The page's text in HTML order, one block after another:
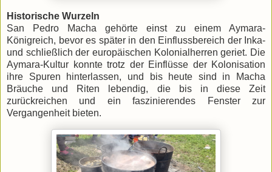
Historische Wurzeln
San Pedro Macha gehörte einst zu einem Aymara-
Königreich, bevor es später in den Einflussbereich der Inka-
und schließlich der europäischen Kolonialherren geriet. Die
Aymara-Kultur konnte trotz der Einflüsse der Kolonisation
ihre Spuren hinterlassen, und bis heute sind in Macha
Bräuche und Riten lebendig, die bis in diese Zeit
zurückreichen und ein faszinierendes Fenster zur
Vergangenheit bieten.